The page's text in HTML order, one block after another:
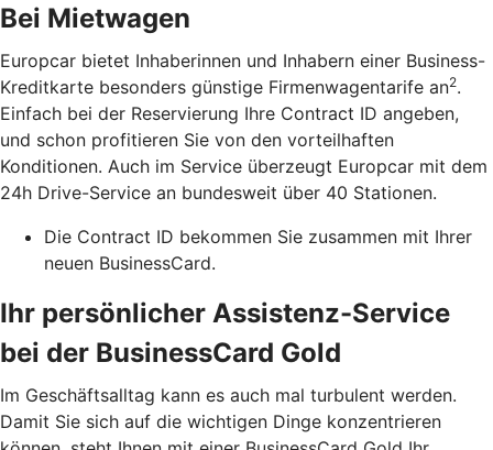
Bei Mietwagen
Europcar bietet Inhaberinnen und Inhabern einer Business-
Kreditkarte besonders günstige Firmenwagentarife an2.
Einfach bei der Reservierung Ihre Contract ID angeben,
und schon profitieren Sie von den vorteilhaften
Konditionen. Auch im Service überzeugt Europcar mit dem
24h Drive-Service an bundesweit über 40 Stationen.
Die Contract ID bekommen Sie zusammen mit Ihrer
neuen BusinessCard.
Ihr persönlicher Assistenz-Service
bei der BusinessCard Gold
Im Geschäftsalltag kann es auch mal turbulent werden.
Damit Sie sich auf die wichtigen Dinge konzentrieren